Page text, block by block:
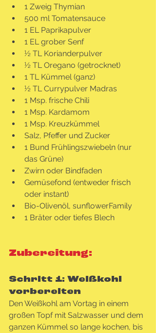
1 Zweig Thymian
500 ml Tomatensauce
1 EL Paprikapulver
1 EL grober Senf
½ TL Korianderpulver
½ TL Oregano (getrocknet)
1 TL Kümmel (ganz)
½ TL Currypulver Madras
1 Msp. frische Chili
1 Msp. Kardamom
1 Msp. Kreuzkümmel
Salz, Pfeffer und Zucker
1 Bund Frühlingszwiebeln (nur
das Grüne)
Zwirn oder Bindfaden
Gemüsefond (entweder frisch
oder instant)
Bio-Olivenöl, sunflowerFamily
1 Bräter oder tiefes Blech
Zubereitung:
Schritt 1: Weißkohl
vorbereiten
Den Weißkohl am Vortag in einem
großen Topf mit Salzwasser und dem
ganzen Kümmel so lange kochen, bis